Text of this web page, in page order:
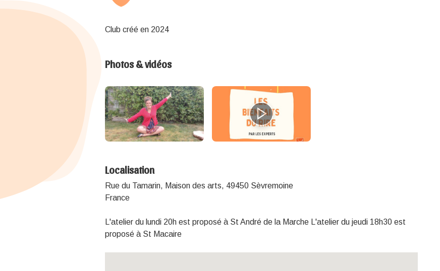
Club créé en 2024
Photos & vidéos
Localisation
Rue du Tamarin, Maison des arts, 49450 Sèvremoine
France
L'atelier du lundi 20h est proposé à St André de la Marche L'atelier du jeudi 18h30 est
proposé à St Macaire